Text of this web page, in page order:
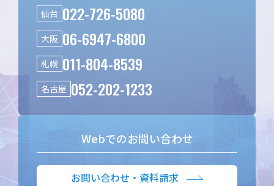
仙台 022-726-5080
大阪 06-6947-6800
札幌 011-804-8539
名古屋 052-202-1233
Webでのお問い合わせ
お問い合わせ・資料請求